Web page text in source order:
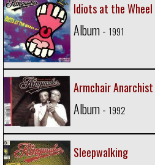
Idiots at the Wheel
Album - 1991
Armchair Anarchist
Album - 1992
Sleepwalking